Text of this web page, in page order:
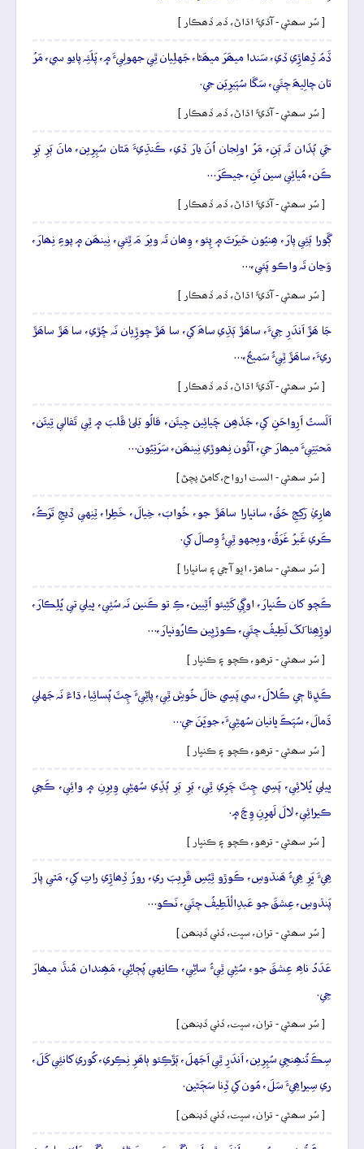
[ سُر سھڻي - آڌيءَ اڌاڻ، ڏم ڏھڪار ]
ڏَمُ ڏِھاڙِي ڏي، سَندا ميھَرَ ميھَڻا، جَهلِيان ٿِي جهولِيءَ ۾، پَلَئِہ پايو سي، مَرُ
تان چالِيھَ چئَي، سَڱا سُپَيرِيَن جي.
[ سُر سھڻي - آڌيءَ اڌاڻ، ڏم ڏھڪار ]
جَي ٻُڏان تَہ ٻَنِ، مَرُ اولِجان اُنَ يارَ ڏي، ڪَنڌِيءَ مَٿان سُپِرِين، مانَ ٻَرِ ٻَرِ
ڪَن، مُيائِي سين تَنِ، جيڪَرَ…
[ سُر سھڻي - آڌيءَ اڌاڻ، ڏم ڏھڪار ]
ڳَورا ٻَئِي پارَ، ھِنيُون حَيرَتَ ۾ پِئو، وِھان تَہ ويرَ مَ ٿِئي، نِينھَن ۾ پوءِ نِھارَ،
وَڃان تَہ واڪو پَئي،…
[ سُر سھڻي - آڌيءَ اڌاڻ، ڏم ڏھڪار ]
جَا ھَڙَ اَندَرِ جِيءَ، ساھَڙَ ٻَڌِي ساھَ کي، سا ھَڙَ ڇوڙِيان نَہ ڇُڙي، سا ھَڙَ ساھَڙَ
ريءَ، ساھَڙَ ٿِيءُ سَميعُ،…
[ سُر سھڻي - آڌيءَ اڌاڻ، ڏم ڏھڪار ]
اَلَستُ اَرِواحَنِ کي، جَڏھِن چَيائِين جِيئَن، قالُو بَلیٰ قَلبَ ۾ ٿِي تَفالي تِيئَن،
مَحبَتِيءَ ميھارَ جي، آئُون نِھوڙي نِينھَن، سَرَتِيُون…
[ سُر سھڻي - الست ارواح، کامڻ پچڻ ]
ھارِيۡ رَکِجِ حَقُ، سانڀارا ساھَڙَ جو، خُوابَ، خِيالَ، خَطِرا، ٽِنِهي ڏيجِ تَرَڪُ،
ڪَري غَيرُ غَرَقُ، ويجهو ٿِيءُ وِصالَ کي.
[ سُر سھڻي - ساھڙ، اڀو آڇي ۽ سانڀارا ]
ڪَچو کان ڪُنڀارَ، اوڳِي کَڻِيئو اُٿِيين، ڪِ تو ڪَنين نَہ سُئِي، ڀيلي تي ڀُلِڪارَ،
لوڙِھِئا لَکَ لَطِيفُ چئَي، ڪوڙيِين ڪارُونڀارَ،…
[ سُر سھڻي - ترھو، ڪچو ۽ ڪنڀار ]
ڪَڍِئا جٖي ڪُلالَ، سي پَسِي خالَ خُوشِ ٿِي، پاڻِيءَ چِٽَ پُسائِيا، ڌاءَ نَہ جَهلي
ڌَمالَ، سُپَڪَ ڀانيان سُهڻِيءَ، جوڀَنَ جي…
[ سُر سھڻي - ترھو، ڪچو ۽ ڪنڀار ]
ڀيلي ڀُلائِي، پَسِي چِٽَ چَرِي ٿِي، ٻَرِ ٻَرِ ٻُڏِي سُهڻِي وِيرِنِ ۾ وائِي، ڪَچي
ڪيرائِي، لالَ لَهرِنِ وِچَ ۾.
[ سُر سھڻي - ترھو، ڪچو ۽ ڪنڀار ]
ھِيءَ ڀَرِ ھِيءُ ھَنڌوسِ، ڪَوڙو ٿِيُسِ قَرِيبَ ري، روزُ ڏِھاڙِي راتِ کي، مَٿي پارَ
پَنڌوسِ، عِشقَ جو عَبدِالْلَطِيفُ چئَي، نَڪو…
[ سُر سھڻي - تران، سڀت، ڏٺي ڏينھن ]
عَدَدُ ناھِ عِشقَ جو، سُڻِي ٿِيءُ ساڻِي، ڪانِهي پُڄاڻِي، مَھِندان مُنڌَ ميھارَ
جِي.
[ سُر سھڻي - تران، سڀت، ڏٺي ڏينھن ]
سِڪَ تُنھِنجِي سُپِرِين، اَندَرِ ٿِي اَجَهلَ، ٻَڙَڪِئو ٻاھَرِ نِڪِري، کُوري کانئِي کَلَ،
ري سِيراھِيءَ سَلَ، مُون کي ڏِنا سَڄَڻين.
[ سُر سھڻي - تران، سڀت، ڏٺي ڏينھن ]